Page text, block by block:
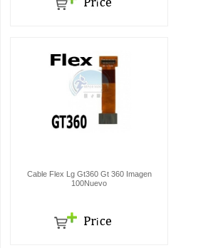
Cable Flex Lg Gt360 Gt 360 Imagen
100Nuevo